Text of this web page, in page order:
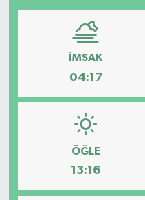
İMSAK
04:17
ÖĞLE
13:16